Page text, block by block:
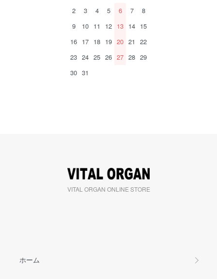
2
3 4 5 6 7
8
9
10 11 12 13 14 15
16 17 18 19 20 21
22
23 24 25 26 27 28 29
30 31
VITAL ORGAN ONLINE STORE
ホーム